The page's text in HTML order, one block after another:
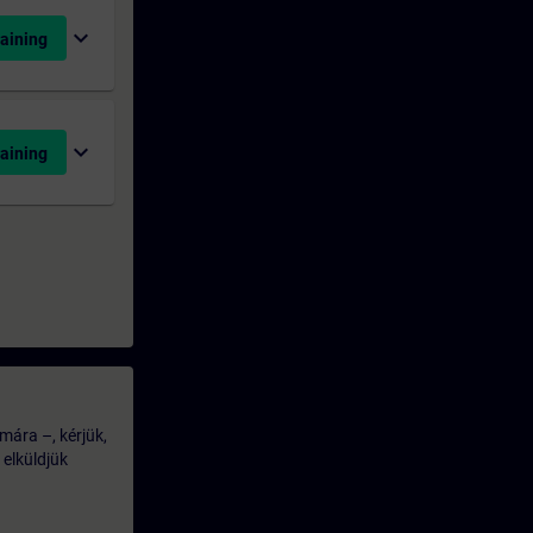
expand_more
expand_more
–, kérjük,